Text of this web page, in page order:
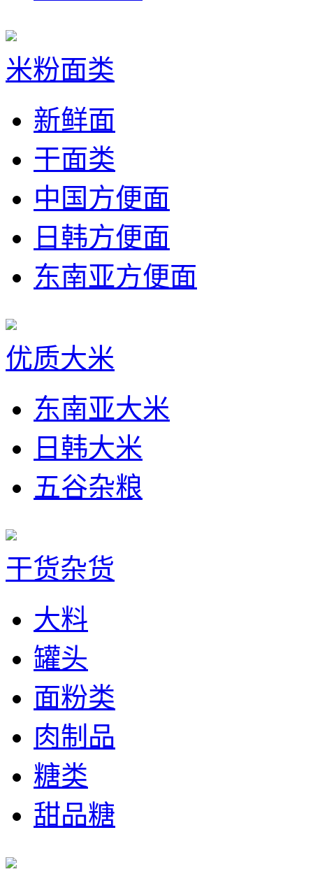
米粉面类
新鲜面
干面类
中国方便面
日韩方便面
东南亚方便面
优质大米
东南亚大米
日韩大米
五谷杂粮
干货杂货
大料
罐头
面粉类
肉制品
糖类
甜品糖